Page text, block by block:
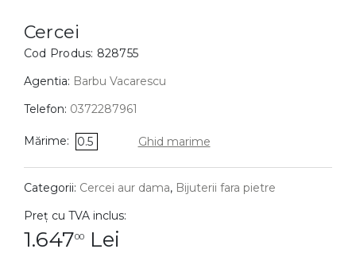
Cercei
Bratari
Coliere
Lanturi
Pandantive
DIAMANTE Vezi toate
Cercei
Cercei
Cod Produs: 828755
Agentia: Barbu Vacarescu
Telefon: 0372287961
Mărime: 0.5 Ghid marime
Categorii: Cercei aur dama, Bijuterii fara pietre
Preț cu TVA inclus:
1.64700 Lei